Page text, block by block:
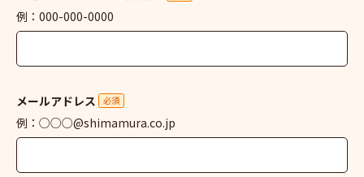
例：000-000-0000
メールアドレス 必須
例：○○○@shimamura.co.jp